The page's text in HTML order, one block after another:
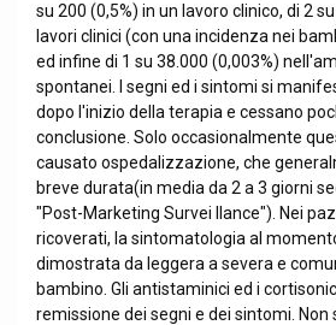
su 200 (0,5%) in un lavoro clinico, di 2
lavori clinici (con una incidenza nei
ed infine di 1 su 38.000 (0,003%)
spontanei. I segni ed i sintomi si
dopo l'inizio della terapia e cessano
conclusione. Solo occasionalmente
causato ospedalizzazione, che
breve durata(in media da 2 a 3 giorni
"Post-Marketing Survei llance"). Nei
ricoverati, la sintomatologia al
dimostrata da leggera a severa e
bambino. Gli antistaminici ed i
remissione dei segni e dei sintomi.